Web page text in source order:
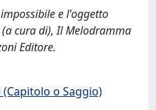
e l'oggetto
cura di), Il Melodramma
Editore.
o Saggio)